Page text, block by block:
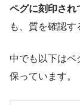
ペグに刻印され
も、質を確認す
中でも以下はペ
保っています。